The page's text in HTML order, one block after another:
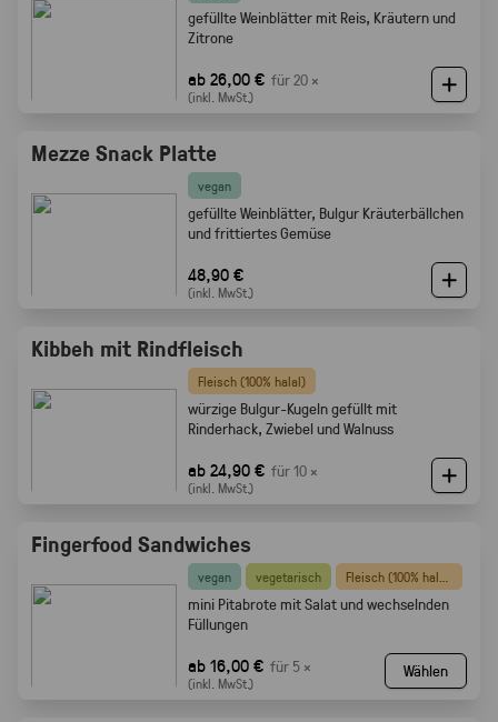
gefüllte Weinblätter mit Reis, Kräutern und
Zitrone
ab 26,00 € für 20 ×
(inkl. MwSt.)
Mezze Snack Platte
vegan
gefüllte Weinblätter, Bulgur Kräuterbällchen
und frittiertes Gemüse
48,90 €
(inkl. MwSt.)
Kibbeh mit Rindfleisch
Fleisch (100% halal)
würzige Bulgur-Kugeln gefüllt mit
Rinderhack, Zwiebel und Walnuss
ab 24,90 € für 10 ×
(inkl. MwSt.)
Fingerfood Sandwiches
vegan vegetarisch
mini Pitabrote mit Salat und wechselnden
Füllungen
ab 16,00 € für 5 ×
(inkl. MwSt.)
Wählen